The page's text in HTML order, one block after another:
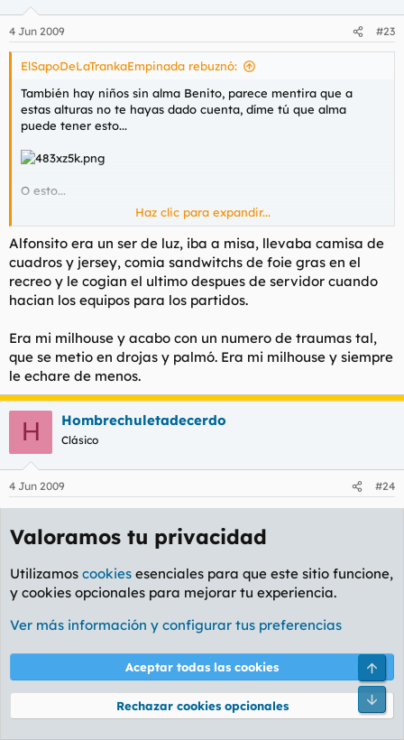
4 Jun 2009 #23
ElSapoDeLaTrankaEmpinada rebuznó:
También hay niños sin alma Benito, parece mentira que a
estas alturas no te hayas dado cuenta, díme tú que alma
puede tener esto...
O esto...
Haz clic para expandir...
Alfonsito era un ser de luz, iba a misa, llevaba camisa de
cuadros y jersey, comia sandwitchs de foie gras en el
recreo y le cogian el ultimo despues de servidor cuando
hacian los equipos para los partidos.
Era mi milhouse y acabo con un numero de traumas tal,
que se metio en drojas y palmó. Era mi milhouse y siempre
le echare de menos.
H Hombrechuletadecerdo
Clásico
4 Jun 2009 #24
Se que en la vida hay que ser bueno, o no.
Espero haberte ayudado
Valoramos tu privacidad
Utilizamos cookies esenciales para que este sitio funcione,
y cookies opcionales para mejorar tu experiencia.
Ver más información y configurar tus preferencias
Aceptar todas las cookies
Rechazar cookies opcionales
Pie